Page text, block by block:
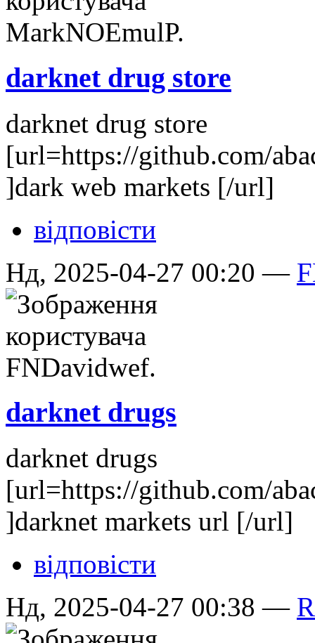
darknet drug store
darknet drug store
[url=https://github.com/
]dark web markets [/url]
відповісти
Нд, 2025-04-27 00:20 —
darknet drugs
darknet drugs
[url=https://github.com/
]darknet markets url [/url]
відповісти
Нд, 2025-04-27 00:38 —